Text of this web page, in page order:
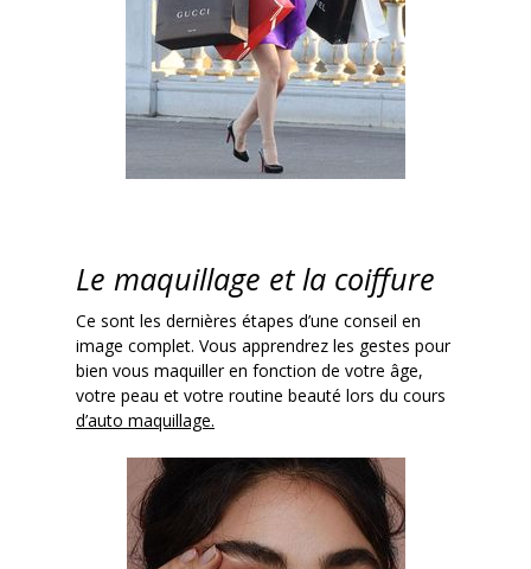
Le maquillage et la coiffure
Ce sont les dernières étapes d’une conseil en
image complet. Vous apprendrez les gestes pour
bien vous maquiller en fonction de votre âge,
votre peau et votre routine beauté lors du cours
d’auto maquillage.